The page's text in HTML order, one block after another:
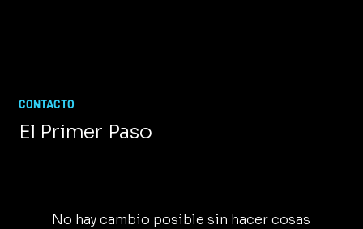
CONTACTO
El Primer Paso
No hay cambio posible sin hacer cosas